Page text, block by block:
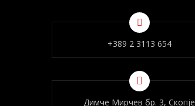
+389 2 3113 654
Димче Мирчев бр. 3, Скопје